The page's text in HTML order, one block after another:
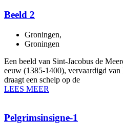
Beeld 2
Groningen,
Groningen
Een beeld van Sint-Jacobus de
eeuw (1385-1400), vervaardigd van
draagt een schelp op de
LEES MEER
Pelgrimsinsigne-1